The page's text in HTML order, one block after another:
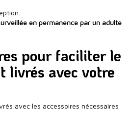
en permanence par un adulte
pour faciliter le
livrés avec votre
avec les accessoires nécessaires